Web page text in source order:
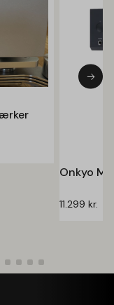
Onkyo
11.299 kr.